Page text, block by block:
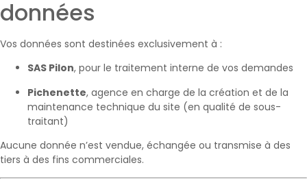
données
Vos données sont destinées exclusivement à :
SAS Pilon, pour le traitement interne de vos demandes
Pichenette, agence en charge de la création et de la
maintenance technique du site (en qualité de sous-
traitant)
Aucune donnée n’est vendue, échangée ou transmise à des
tiers à des fins commerciales.